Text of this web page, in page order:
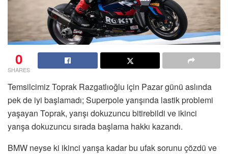
0
SHARES
Temsilcimiz Toprak Razgatlıoğlu için Pazar günü aslında
pek de iyi başlamadı; Superpole yarışında lastik problemi
yaşayan Toprak, yarışı dokuzuncu bitirebildi ve ikinci
yarışa dokuzuncu sırada başlama hakkı kazandı.
BMW neyse ki ikinci yarışa kadar bu ufak sorunu çözdü ve